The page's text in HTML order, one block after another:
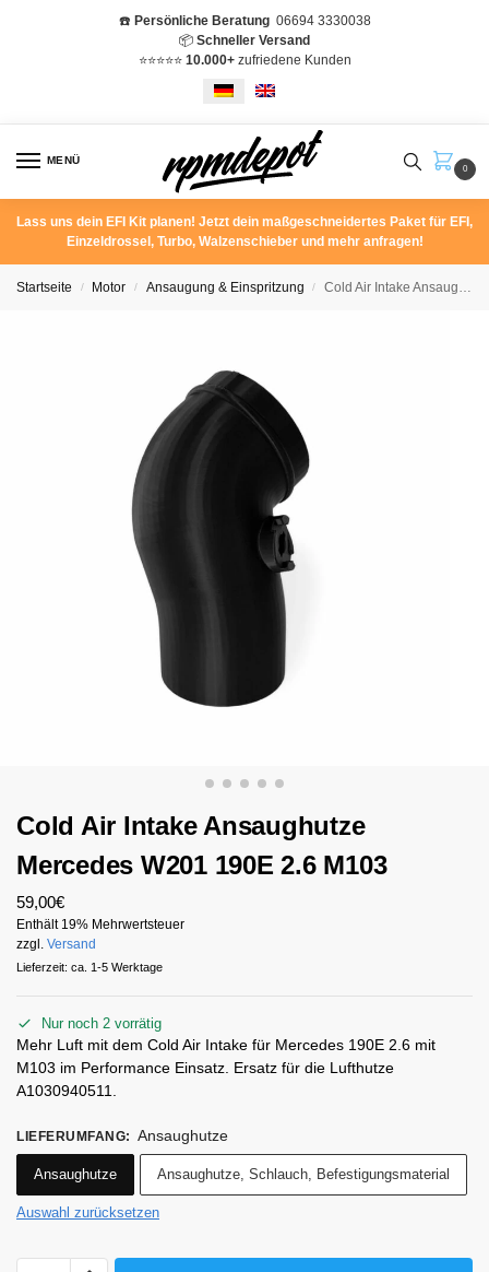
☎️ Persönliche Beratung06694 3330038
📦 Schneller Versand
⭐️⭐️⭐️⭐️⭐️ 10.000+zufriedene Kunden
MENÜ
0
Lass uns dein EFI Kit planen! Jetzt dein maßgeschneidertes Paket für EFI,
Einzeldrossel, Turbo, Walzenschieber und mehr anfragen!
Startseite / Motor / Ansaugung & Einspritzung / Cold Air Intake Ansaughutze Mercedes W201 190E 2.6 M103
Cold Air Intake Ansaughutze
Mercedes W201 190E 2.6 M103
59,00€
Enthält 19% Mehrwertsteuer
zzgl. Versand
Lieferzeit: ca. 1-5 Werktage
Nur noch 2 vorrätig
Mehr Luft mit dem Cold Air Intake für Mercedes 190E 2.6 mit
M103 im Performance Einsatz. Ersatz für die Lufthutze
A1030940511.
LIEFERUMFANG: Ansaughutze
Ansaughutze Ansaughutze, Schlauch, Befestigungsmaterial
Auswahl zurücksetzen